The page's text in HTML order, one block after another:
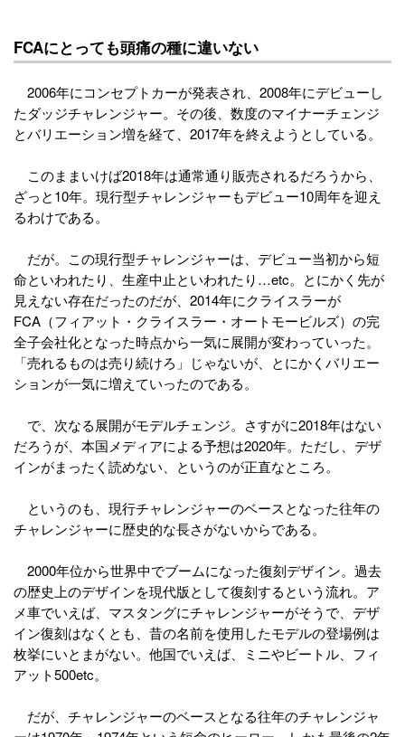
FCAにとっても頭痛の種に違いない
2006年にコンセプトカーが発表され、2008年にデビューし
たダッジチャレンジャー。その後、数度のマイナーチェンジ
とバリエーション増を経て、2017年を終えようとしている。
このままいけば2018年は通常通り販売されるだろうから、
ざっと10年。現行型チャレンジャーもデビュー10周年を迎え
るわけである。
だが。この現行型チャレンジャーは、デビュー当初から短
命といわれたり、生産中止といわれたり…etc。とにかく先が
見えない存在だったのだが、2014年にクライスラーが
FCA（フィアット・クライスラー・オートモービルズ）の完
全子会社化となった時点から一気に展開が変わっていった。
「売れるものは売り続けろ」じゃないが、とにかくバリエー
ションが一気に増えていったのである。
で、次なる展開がモデルチェンジ。さすがに2018年はない
だろうが、本国メディアによる予想は2020年。ただし、デザ
インがまったく読めない、というのが正直なところ。
というのも、現行チャレンジャーのベースとなった往年の
チャレンジャーに歴史的な長さがないからである。
2000年位から世界中でブームになった復刻デザイン。過去
の歴史上のデザインを現代版として復刻するという流れ。ア
メ車でいえば、マスタングにチャレンジャーがそうで、デザ
イン復刻はなくとも、昔の名前を使用したモデルの登場例は
枚挙にいとまがない。他国でいえば、ミニやビートル、フィ
アット500etc。
だが、チャレンジャーのベースとなる往年のチャレンジャ